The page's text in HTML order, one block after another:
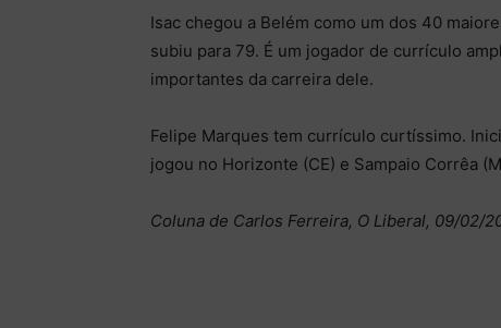
Isac chegou a Belém como um dos 40
subiu para 79. É um jogador de currículo
importantes da carreira dele.
Felipe Marques tem currículo curtíssimo.
jogou no Horizonte (CE) e Sampaio Corrêa
Coluna de Carlos Ferreira, O Liberal, 09/02/